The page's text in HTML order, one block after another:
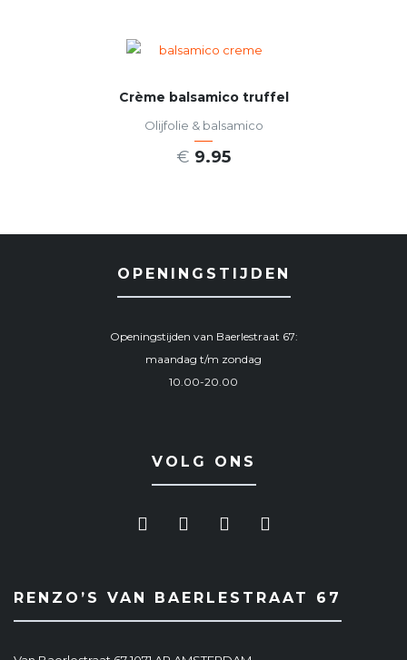
Crème balsamico truffel
Olijfolie & balsamico
€ 9.95
OPENINGSTIJDEN
Openingstijden van Baerlestraat 67:
maandag t/m zondag
10.00-20.00
VOLG ONS
RENZO’S VAN BAERLESTRAAT 67